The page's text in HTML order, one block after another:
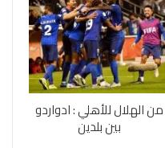
من الهلال للأهلي : ادواردو
بين بلدين